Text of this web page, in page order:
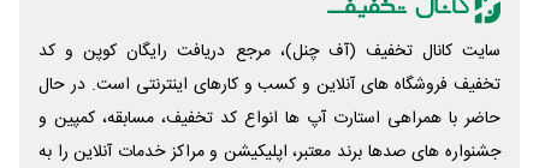
سایت کانال تخفیف (آف چنل)، مرجع دریافت رایگان کوپن و کد
تخفیف فروشگاه های آنلاین و کسب و‌ کارهای اینترنتی است. در حال
حاضر با همراهی استارت آپ ها انواع کد تخفیف، مسابقه، کمپین و
جشنواره های صدها برند معتبر، اپلیکیشن و مراکز خدمات آنلاین را به